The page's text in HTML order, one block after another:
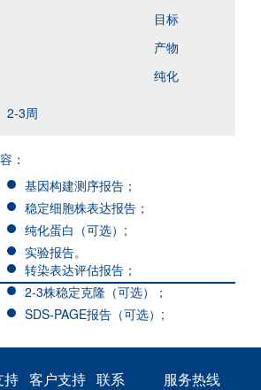
目标
产物
纯化
2-3周
容：
基因构建测序报告；
稳定细胞株表达报告；
纯化蛋白（可选）;
实验报告。
转染表达评估报告；
2-3株稳定克隆（可选）；
SDS-PAGE报告（可选）;
持 客户支持 联系 服务热线